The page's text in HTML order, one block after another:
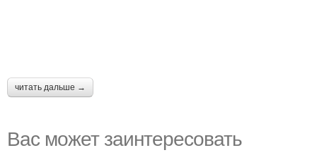
читать дальше →
Вас может заинтересовать